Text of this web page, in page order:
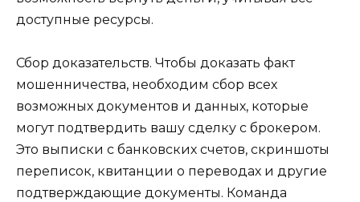
доступные ресурсы.
Сбор доказательств. Чтобы доказать факт
мошенничества, необходим сбор всех
возможных документов и данных, которые
могут подтвердить вашу сделку с брокером.
Это выписки с банковских счетов, скриншоты
переписок, квитанции о переводах и другие
подтверждающие документы. Команда